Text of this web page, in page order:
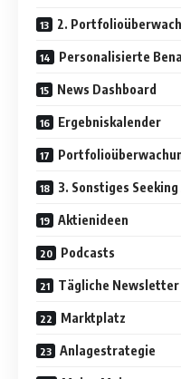
2.
Personalisierte
News Dashboard
Ergebniskalender
3. Sonstiges
Aktienideen
Podcasts
Tägliche Newsletter
Marktplatz
Anlagestrategie